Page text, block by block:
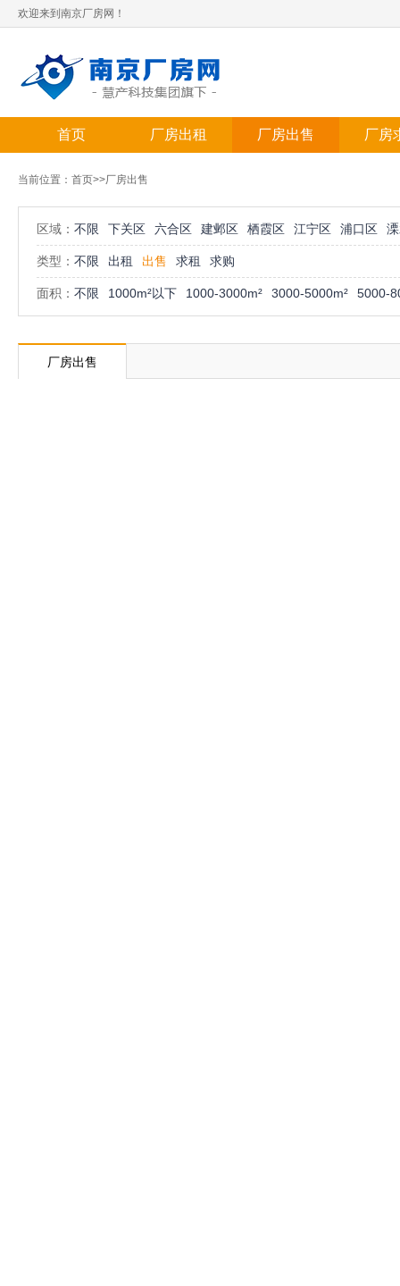
欢迎来到南京厂房网！
首页 厂房出租 厂房出售 厂房
当前位置： 首页>>厂房出售
区域： 不限 下关区 六合区 建邺区 栖霞区 江宁区 浦口区
类型： 不限 出租 出售 求租 求购
面积： 不限 1000m²以下 1000-3000m² 3000-5000m² 5000-
厂房出售